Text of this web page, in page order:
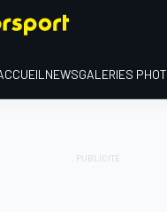
ACCUEIL NEWSGALERIES